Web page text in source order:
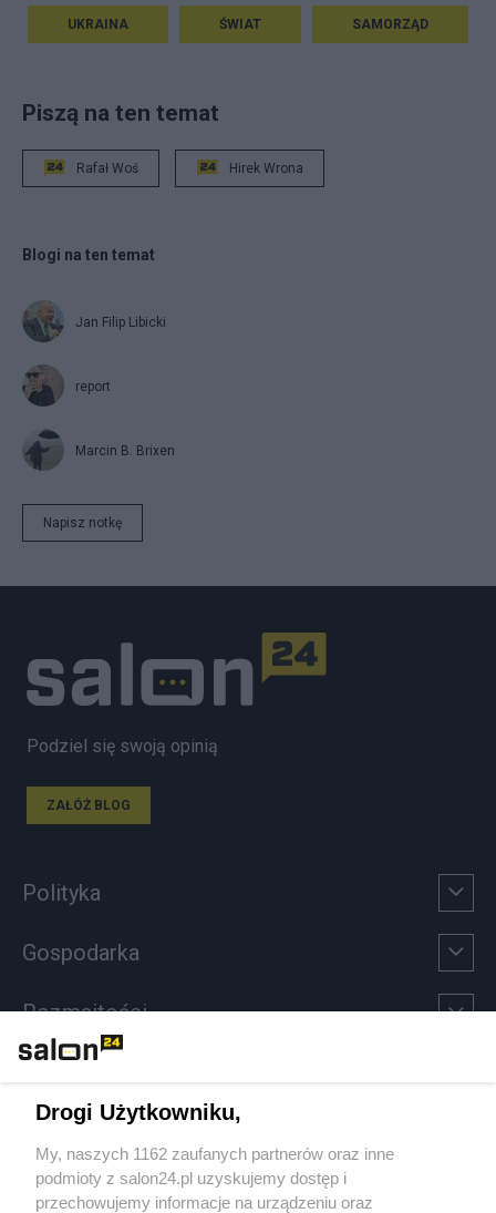
UKRAINA ŚWIAT SAMORZĄD
Piszą na ten temat
Rafał Woś Hirek Wrona
Blogi na ten temat
Jan Filip Libicki
report
Marcin B. Brixen
Napisz notkę
Podziel się swoją opinią
ZAŁÓŻ BLOG
Polityka
Gospodarka
Rozmaitości
Sport
Społeczeństwo
Drogi Użytkowniku,
My, naszych 1162 zaufanych partnerów oraz inne
podmioty z salon24.pl uzyskujemy dostęp i
przechowujemy informacje na urządzeniu oraz